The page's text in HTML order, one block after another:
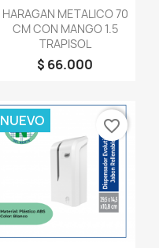
Vista rápida
HARAGAN METALICO 70
CM CON MANGO 1.5
TRAPISOL
$ 66.000
NUEVO favorite_border